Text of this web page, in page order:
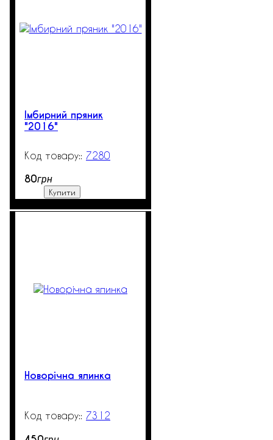
Імбирний пряник
"2016"
7280
80грн
Купити
Новорічна ялинка
7312